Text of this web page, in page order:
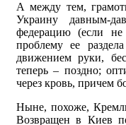
А между тем,
Украину давным-
федерацию (если
проблему ее
движением руки,
теперь – поздно;
через кровь, причем
Ныне, похоже,
Возвращен в Киев